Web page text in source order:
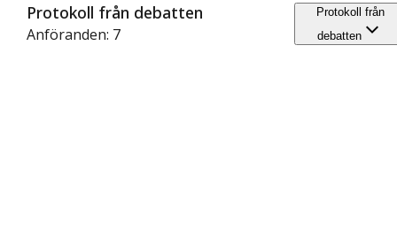
Protokoll från debatten
Anföranden: 7
Protokoll från
debatten